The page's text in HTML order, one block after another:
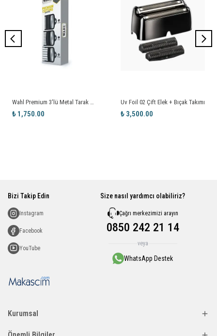
Wahl Premium 3'lü Metal Tarak Seti
₺ 1,750.00
Uv Foil 02 Çift Elek + Bıçak Takımı
₺ 3,500.00
Kurumsal
Bizi Takip Edin
Instagram
Facebook
YouTube
Size nasıl yardımcı olabiliriz?
Çağrı merkezimizi arayın
0850 242 21 14
veya
WhatsApp Destek